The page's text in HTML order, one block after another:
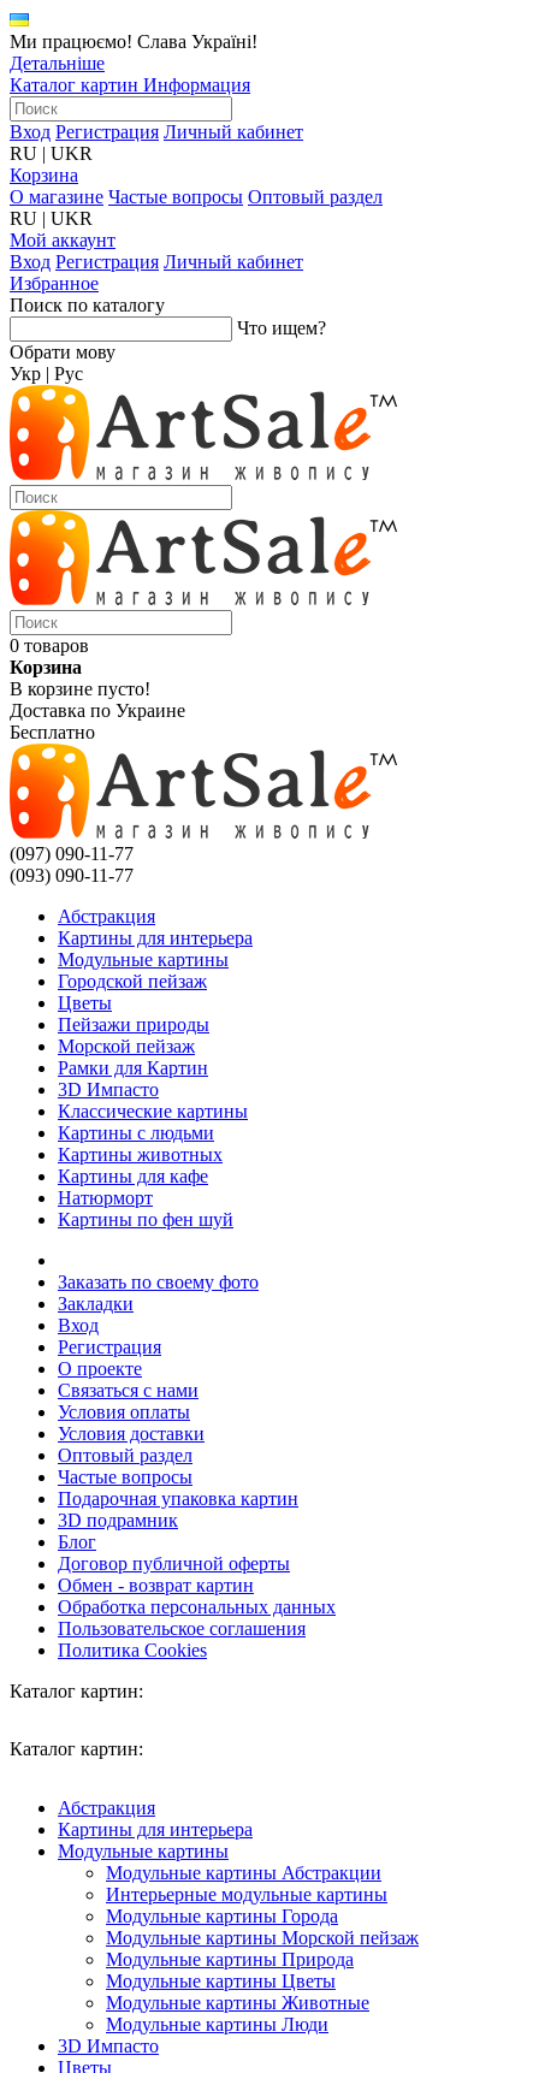
Ми працюємо! Слава Україні!
Детальніше
Каталог картин Информация
Вход Регистрация Личный кабинет
RU | UKR
Корзина
О магазине Частые вопросы Оптовый раздел
RU | UKR
Мой аккаунт
Вход Регистрация Личный кабинет
Избранное
Поиск по каталогу
Что ищем?
Обрати мову
Укр | Рус
0 товаров
Корзина
В корзине пусто!
Доставка по Украине
Бесплатно
(097) 090-11-77
(093) 090-11-77
Абстракция
Картины для интерьера
Модульные картины
Городской пейзаж
Цветы
Пейзажи природы
Морской пейзаж
Рамки для Картин
3D Импасто
Классические картины
Картины с людьми
Картины животных
Картины для кафе
Натюрморт
Картины по фен шуй
Заказать по своему фото
Закладки
Вход
Регистрация
О проекте
Связаться с нами
Условия оплаты
Условия доставки
Оптовый раздел
Частые вопросы
Подарочная упаковка картин
3D подрамник
Блог
Договор публичной оферты
Обмен - возврат картин
Обработка персональных данных
Пользовательское соглашения
Политика Cookies
Каталог картин:
Каталог картин:
Абстракция
Картины для интерьера
Модульные картины
Модульные картины Абстракции
Интерьерные модульные картины
Модульные картины Города
Модульные картины Морской пейзаж
Модульные картины Природа
Модульные картины Цветы
Модульные картины Животные
Модульные картины Люди
3D Импасто
Цветы